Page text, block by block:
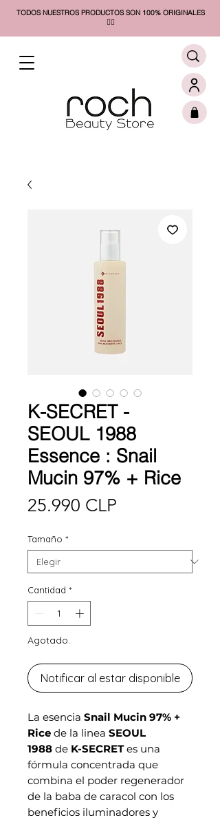
TODOS NUESTROS PRODUCTOS SON 100% ORIGINALES
❤️‍🔥​
K-SECRET -
SEOUL 1988
Essence : Snail
Mucin 97% + Rice
25.990 CLP
Tamaño *
Cantidad *
Agotado.
Notificar al estar disponible
La esencia Snail Mucin 97% +
Rice de la linea SEOUL
1988 de K-SECRETes una
fórmula concentrada que
combina el poder regenerador
de la baba de caracol con los
beneficios iluminadores y